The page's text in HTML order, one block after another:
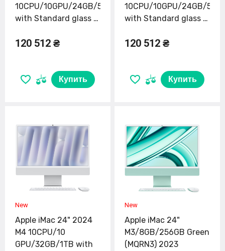
10CPU/10GPU/24GB/512GB
with Standard glass -
120 512 ₴
Купить
10CPU/10GPU/24GB/
with Standard glass -
120 512 ₴
Купить
Apple iMac 24" 2024
M4 10CPU/10
GPU/32GB/1TB with
Apple iMac 24"
M3/8GB/256GB Green
(MQRN3) 2023